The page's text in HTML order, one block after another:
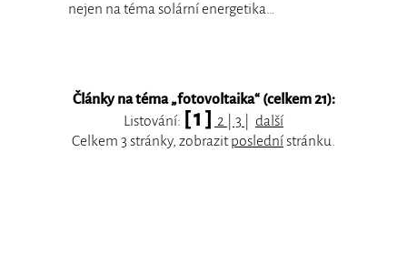
nejen na téma solární energetika…
Články na téma „fotovoltaika“ (celkem 21):
Listování: [ 1 ] 2 3
další
Celkem 3 stránky, zobrazitposlednístránku.